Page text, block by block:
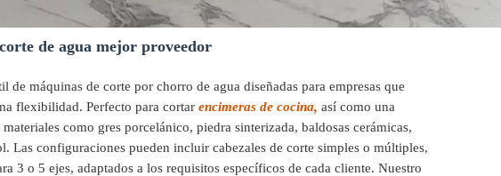
de agua mejor proveedor
de máquinas de corte por chorro de agua diseñadas para empresas que
flexibilidad. Perfecto para cortar encimeras de cocina, así como una
como gres porcelánico, piedra sinterizada, baldosas cerámicas,
Las configuraciones pueden incluir cabezales de corte simples o múltiples,
3 o 5 ejes, adaptados a los requisitos específicos de cada cliente. Nuestro